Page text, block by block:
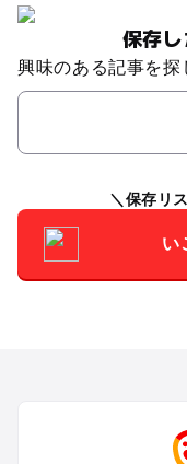
保存
興味のある記事を探
保存リ
い